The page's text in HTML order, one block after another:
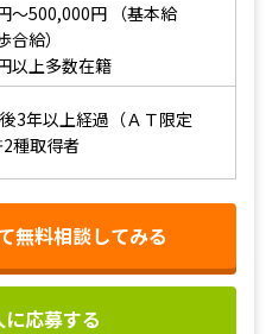
～500,000円 （基本給
給）
以上多数在籍
3年以上経過（ＡＴ限定
種取得者
無料相談してみる
応募する